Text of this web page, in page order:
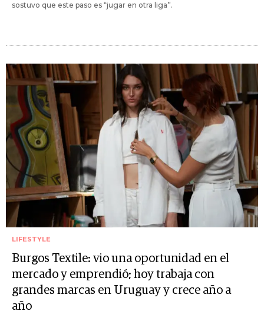
sostuvo que este paso es “jugar en otra liga”.
LIFESTYLE
Burgos Textile: vio una oportunidad en el
mercado y emprendió; hoy trabaja con
grandes marcas en Uruguay y crece año a
año